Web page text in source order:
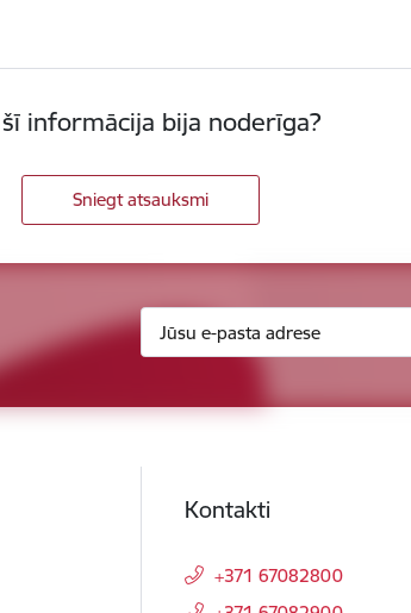
informācija bija noderīga?
Sniegt atsauksmi
Kontakti
+371 67082800